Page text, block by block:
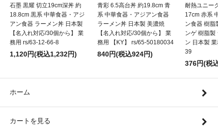
石墨 黒耀 切立19cm深丼 約
18.8cm 黒系 中華食器・アジ
アン食器 ラーメン丼 日本製
【名入れ対応/30個から】 業
務用 rs/63-12-66-8
1,120円(税込1,232円)
青彩 6.5高台丼 約19.8cm 青
系 中華食器・アジアン食器
ラーメン丼 日本製 美濃焼
【名入れ対応/30個から】 業
務用 【KY】 rs/65-50180034
840円(税込924円)
耐熱ユニー
17cm 赤系
ン食器 樹脂
ンゲ 樹脂製
ン 日本製
39
376円(税
ホーム
カートを見る